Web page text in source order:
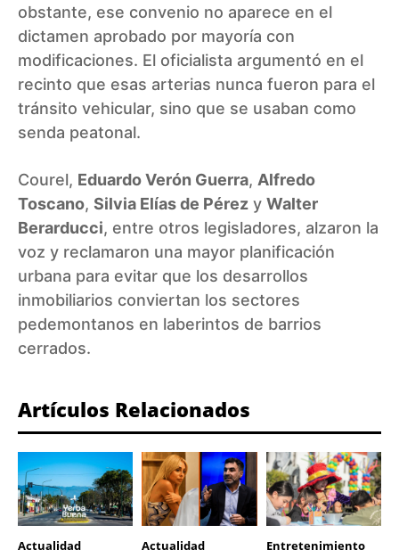
obstante, ese convenio no aparece en el
dictamen aprobado por mayoría con
modificaciones. El oficialista argumentó en el
recinto que esas arterias nunca fueron para el
tránsito vehicular, sino que se usaban como
senda peatonal.
Courel, Eduardo Verón Guerra, Alfredo
Toscano, Silvia Elías de Pérez y Walter
Berarducci, entre otros legisladores, alzaron la
voz y reclamaron una mayor planificación
urbana para evitar que los desarrollos
inmobiliarios conviertan los sectores
pedemontanos en laberintos de barrios
cerrados.
Artículos Relacionados
Actualidad Actualidad Entretenimiento